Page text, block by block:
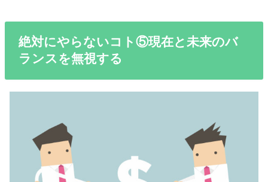
絶対にやらないコト⑤現在と未来のバ
ランスを無視する